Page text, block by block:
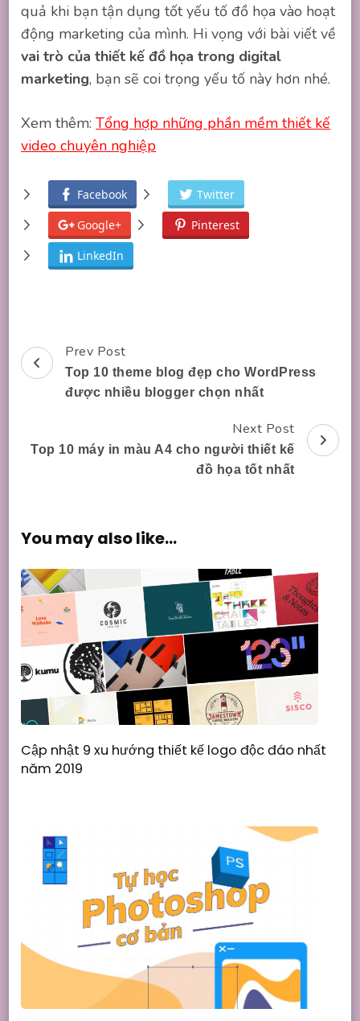
quả khi bạn tận dụng tốt yếu tố đồ họa vào hoạt
động marketing của mình. Hi vọng với bài viết về
vai trò của thiết kế đồ họa trong digital
marketing, bạn sẽ coi trọng yếu tố này hơn nhé.
Xem thêm:Tổng hợp những phần mềm thiết kế
video chuyên nghiệp
Facebook Twitter
Google+ Pinterest
LinkedIn
Post
Navigation
Prev Post
Top 10 theme blog đẹp cho WordPress
được nhiều blogger chọn nhất
Next Post
Top 10 máy in màu A4 cho người thiết kế
đồ họa tốt nhất
You may also like...
Cập nhật 9 xu hướng thiết kế logo độc đáo nhất
năm 2019